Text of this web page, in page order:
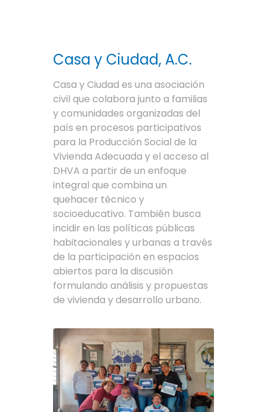
Casa y Ciudad, A.C.
Casa y Ciudad es una asociación
civil que colabora junto a familias
y comunidades organizadas del
país en procesos participativos
para la Producción Social de la
Vivienda Adecuada y el acceso al
DHVA a partir de un enfoque
integral que combina un
quehacer técnico y
socioeducativo. También busca
incidir en las políticas públicas
habitacionales y urbanas a través
de la participación en espacios
abiertos para la discusión
formulando análisis y propuestas
de vivienda y desarrollo urbano.